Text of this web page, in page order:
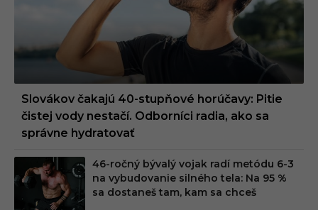
Slovákov čakajú 40-stupňové horúčavy: Pitie
čistej vody nestačí. Odborníci radia, ako sa
správne hydratovať
46-ročný bývalý vojak radí metódu 6-3
na vybudovanie silného tela: Na 95 %
sa dostaneš tam, kam sa chceš